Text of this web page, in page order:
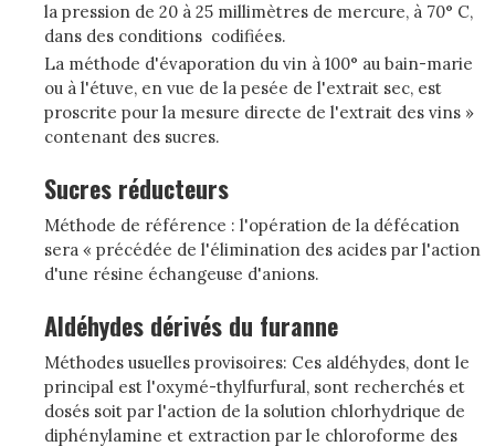
la pression de 20 à 25 millimètres de mercure, à 70° C,
dans des conditions codifiées.
La méthode d'évaporation du vin à 100° au bain-marie
ou à l'étuve, en vue de la pesée de l'extrait sec, est
proscrite pour la mesure directe de l'extrait des vins »
contenant des sucres.
Sucres réducteurs
Méthode de référence : l'opération de la défécation
sera « précédée de l'élimination des acides par l'action
d'une résine échangeuse d'anions.
Aldéhydes dérivés du furanne
Méthodes usuelles provisoires: Ces aldéhydes, dont le
principal est l'oxymé-thylfurfural, sont recherchés et
dosés soit par l'action de la solution chlorhydrique de
diphénylamine et extraction par le chloroforme des